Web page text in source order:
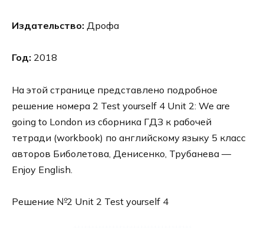
Издательство: Дрофа
Год: 2018
На этой странице представлено подробное
решение номера 2 Test yourself 4 Unit 2: We are
going to London из сборника ГДЗ к рабочей
тетради (workbook) по английскому языку 5 класс
авторов Биболетова, Денисенко, Трубанева —
Enjoy English.
Решение №2 Unit 2 Test yourself 4